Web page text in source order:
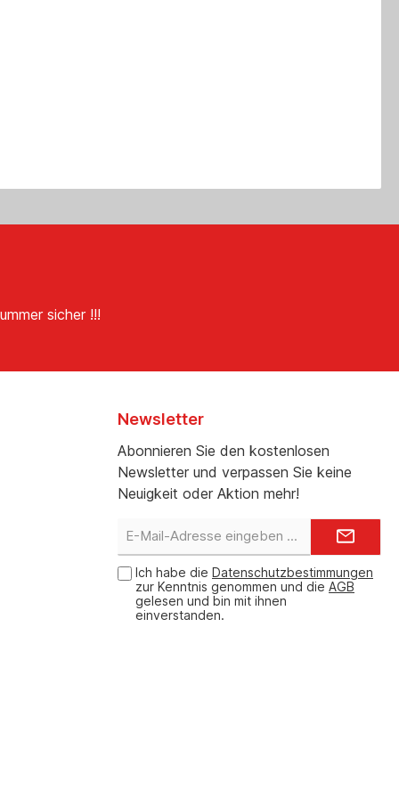
sicher !!!
Newsletter
Abonnieren Sie den kostenlosen
Newsletter und verpassen Sie keine
Neuigkeit oder Aktion mehr!
Mail-
Adresse*
Ich habe die Datenschutzbestimmungen
zur Kenntnis genommen und die AGB
gelesen und bin mit ihnen
einverstanden.